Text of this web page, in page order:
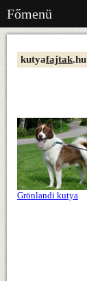
Főmenü
kutyafajtak.hu
Grönlandi kutya